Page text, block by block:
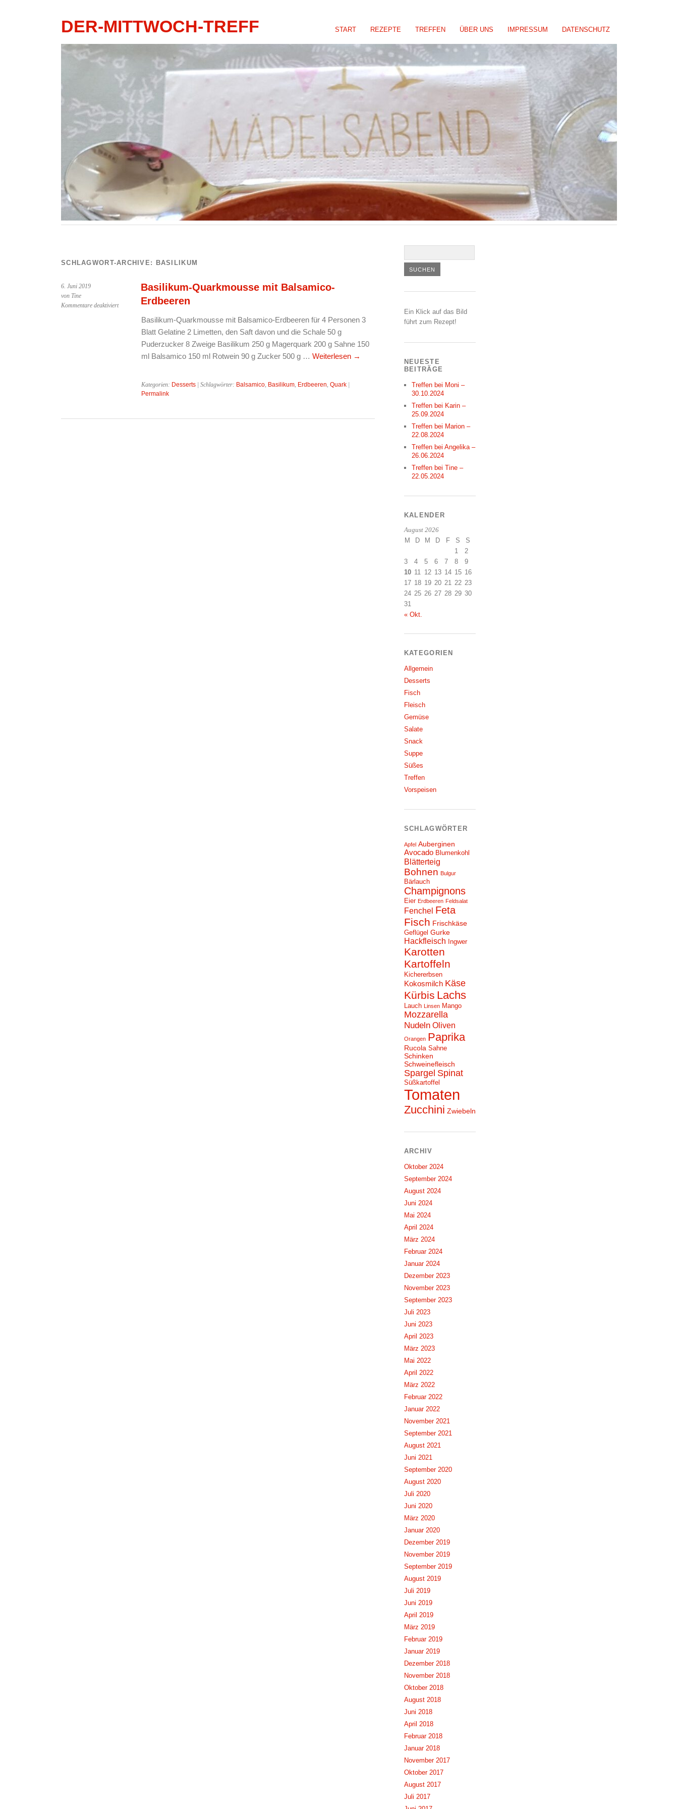
START REZEPTE TREFFEN ÜBER UNS IMPRESSUM DATENSCHUTZ
DER-MITTWOCH-TREFF
SCHLAGWORT-ARCHIVE: BASILIKUM
6. Juni 2019
von Tine
Kommentare deaktiviertfür
Quarkmousse
Balsamico-
Basilikum-Quarkmousse mit Balsamico-
Erdbeeren
Basilikum-Quarkmousse mit Balsamico-Erdbeeren für 4 Personen 3
Blatt Gelatine 2 Limetten, den Saft davon und die Schale 50 g
Puderzucker 8 Zweige Basilikum 250 g Magerquark 200 g Sahne 150
ml Balsamico 150 ml Rotwein 90 g Zucker 500 g … Weiterlesen →
Kategorien: Desserts| Schlagwörter: Balsamico, Basilikum, Erdbeeren, Quark|
Permalink
Ein Klick auf das Bild
führt zum Rezept!
NEUESTE
BEITRÄGE
Treffen bei Moni –
30.10.2024
Treffen bei Karin –
25.09.2024
Treffen bei Marion –
22.08.2024
Treffen bei Angelika –
26.06.2024
Treffen bei Tine –
22.05.2024
KALENDER
August 2026
M D M D F S
S
1
2
3
4 5 6 7 8
9
10 11 12 13 14 15 16
17 18 19 20 21 22 23
24 25 26 27 28 29 30
31
« Okt.
KATEGORIEN
Allgemein
Desserts
Fisch
Fleisch
Gemüse
Salate
Snack
Suppe
Süßes
Treffen
Vorspeisen
SCHLAGWÖRTER
Apfel Auberginen
Avocado Blumenkohl
Blätterteig
Bohnen Bulgur
Bärlauch
Champignons
Eier Erdbeeren Feldsalat
Fenchel Feta
Fisch Frischkäse
Geflügel Gurke
Hackfleisch Ingwer
Karotten
Kartoffeln
Kichererbsen
Kokosmilch Käse
Kürbis Lachs
Lauch Linsen Mango
Mozzarella
Nudeln Oliven
Orangen Paprika
Rucola Sahne
Schinken
Schweinefleisch
Spargel Spinat
Süßkartoffel
Tomaten
Zucchini Zwiebeln
ARCHIV
Oktober 2024
September 2024
August 2024
Juni 2024
Mai 2024
April 2024
März 2024
Februar 2024
Januar 2024
Dezember 2023
November 2023
September 2023
Juli 2023
Juni 2023
April 2023
März 2023
Mai 2022
April 2022
März 2022
Februar 2022
Januar 2022
November 2021
September 2021
August 2021
Juni 2021
September 2020
August 2020
Juli 2020
Juni 2020
März 2020
Januar 2020
Dezember 2019
November 2019
September 2019
August 2019
Juli 2019
Juni 2019
April 2019
März 2019
Februar 2019
Januar 2019
Dezember 2018
November 2018
Oktober 2018
August 2018
Juni 2018
April 2018
Februar 2018
Januar 2018
November 2017
Oktober 2017
August 2017
Juli 2017